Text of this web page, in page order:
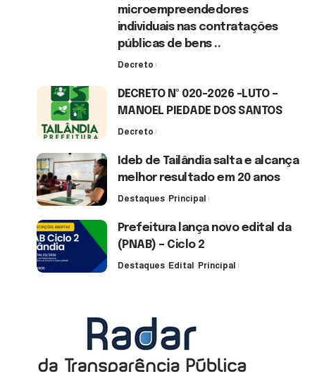
microempreendedores
individuais nas contratações
públicas de bens ..
Decreto
DECRETO Nº 020-2026 -LUTO –
MANOEL PIEDADE DOS SANTOS
Decreto
Ideb de Tailândia salta e alcança
melhor resultado em 20 anos
Destaques Principal
Prefeitura lança novo edital da
(PNAB) – Ciclo 2
Destaques Edital Principal